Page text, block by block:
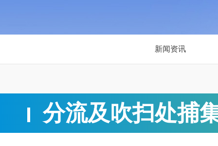
新闻资讯
分流及吹扫处捕